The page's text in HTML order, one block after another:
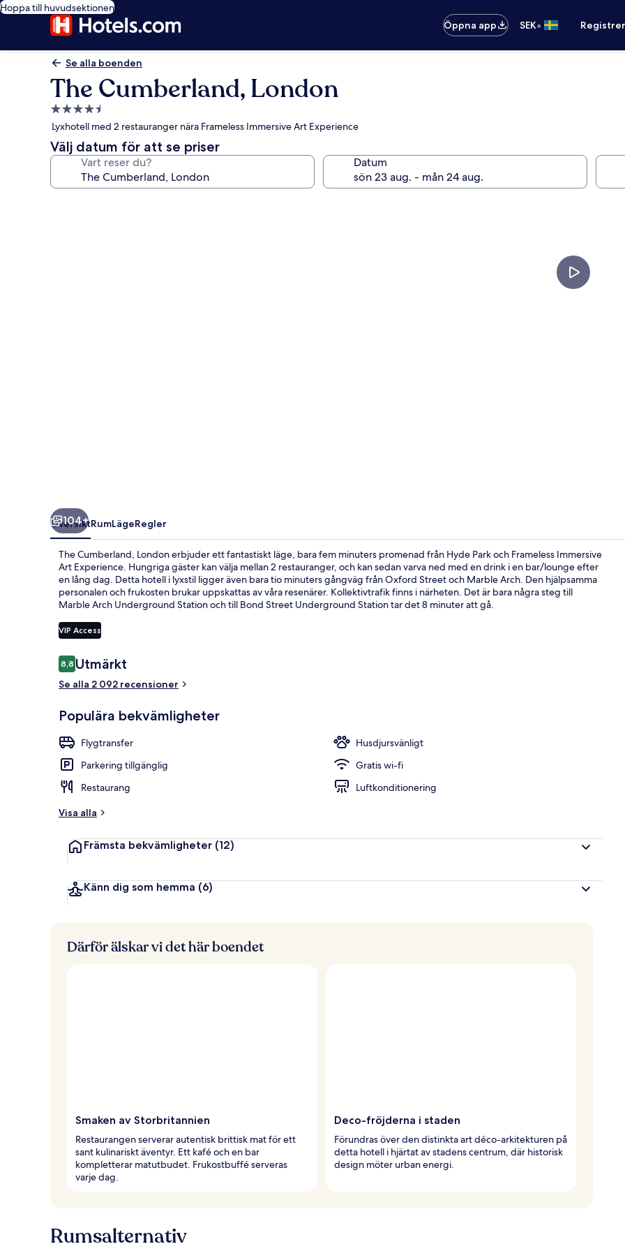
Hoppa till huvudsektionen
Öppna app
SEK•
Se alla boenden
The Cumberland, London
4.5-
stjärnigt
boende
Lyxhotell med 2 restauranger nära Frameless Immersive Art Experience
Välj datum för att se priser
Vart reser du? Datum
Reception
104+
ÖversiktRumLägeRegler
The Cumberland, London erbjuder ett fantastiskt läge, bara fem minuters promenad från Hyde Park och Frameless Immersive
Art Experience. Hungriga gäster kan välja mellan 2 restauranger, och kan sedan varva ned med en drink i en bar/lounge efter
en lång dag. Detta hotell i lyxstil ligger även bara tio minuters gångväg från Oxford Street och Marble Arch. Den hjälpsamma
personalen och frukosten brukar uppskattas av våra resenärer. Kollektivtrafik finns i närheten. Det är bara några steg till
Marble Arch Underground Station och till Bond Street Underground Station tar det 8 minuter att gå.
VIP Access
Recensioner
8,88,8 av 10,
Utmärkt
Se alla 2 092 recensioner
Populära bekvämligheter
Flygtransfer
Husdjursvänligt
Parkering tillgänglig
Gratis wi-fi
Restaurang
Luftkonditionering
Visa alla
Främsta bekvämligheter (12)
Känn dig som hemma (6)
Därför älskar vi det här boendet
Smaken av Storbritannien
Restaurangen serverar autentisk brittisk mat för ett
sant kulinariskt äventyr. Ett kafé och en bar
kompletterar matutbudet. Frukostbuffé serveras
varje dag.
Deco-fröjderna i staden
Förundras över den distinkta art déco-arkitekturen på
detta hotell i hjärtat av stadens centrum, där historisk
design möter urban energi.
Rumsalternativ